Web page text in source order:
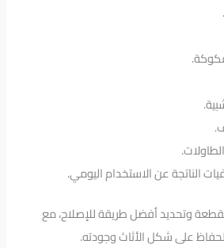
الناتجة عن الاستخدام اليومي.
القطعة وتحديد أفضل طريقة للإصلاح، مع
على شكل الأثاث وجودته.